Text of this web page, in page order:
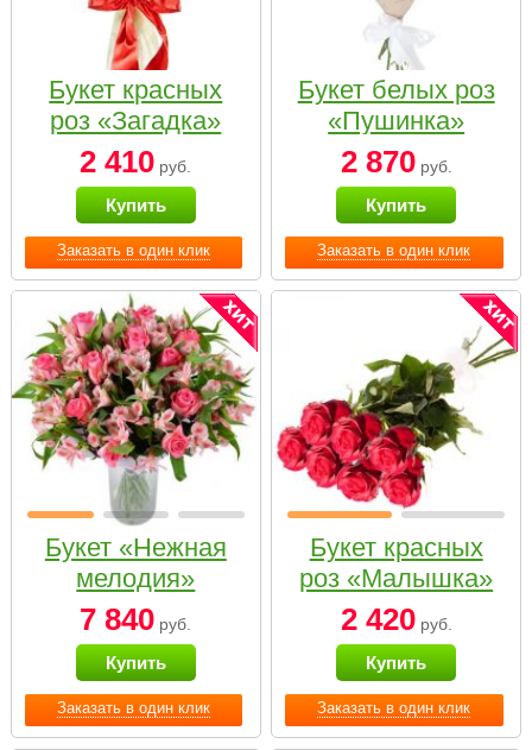
Заказать в один клик
Букет красных
роз «Загадка»
2 410 руб.
Купить
Заказать в один клик
Букет белых роз
«Пушинка»
2 870руб.
Купить
Заказать в один клик
Букет «Нежная
мелодия»
7 840 руб.
Купить
Заказать в один клик
Букет красных
роз «Малышка»
2 420руб.
Купить